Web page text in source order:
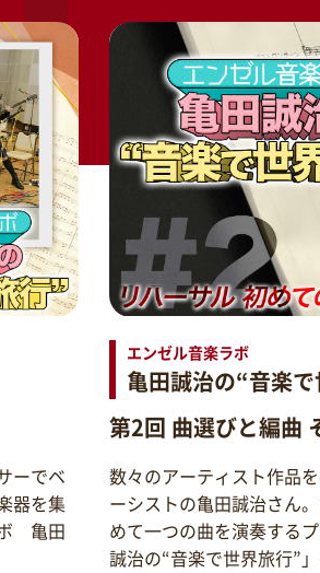
ーでベ
器を集
ボ 亀田
エンゼル音楽ラボ
亀田誠治の“音楽
第2回 曲選びと編曲
数々のアーティスト作品
ーシストの亀田誠治さん
めて一つの曲を演奏する
誠治の“音楽で世界旅行”